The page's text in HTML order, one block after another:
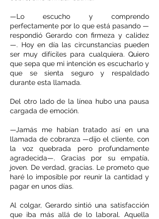
—Lo escucho y comprendo
perfectamente por lo que está pasando —
respondió Gerardo con firmeza y calidez
—. Hoy en día las circunstancias pueden
ser muy difíciles para cualquiera. Quiero
que sepa que mi intención es escucharlo y
que se sienta seguro y respaldado
durante esta llamada.
Del otro lado de la línea hubo una pausa
cargada de emoción.
—Jamás me habían tratado así en una
llamada de cobranza —dijo el cliente, con
la voz quebrada pero profundamente
agradecida—. Gracias por su empatía,
joven. De verdad, gracias. Le prometo que
haré lo imposible por reunir la cantidad y
pagar en unos días.
Al colgar, Gerardo sintió una satisfacción
que iba más allá de lo laboral. Aquella